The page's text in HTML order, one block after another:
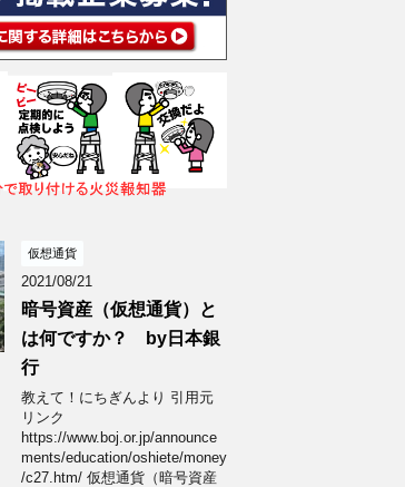
仮想通貨
2021/08/21
暗号資産（仮想通貨）と
は何ですか？ by日本銀
行
教えて！にちぎんより 引用元
リンク
https://www.boj.or.jp/announce
ments/education/oshiete/money
/c27.htm/ 仮想通貨（暗号資産